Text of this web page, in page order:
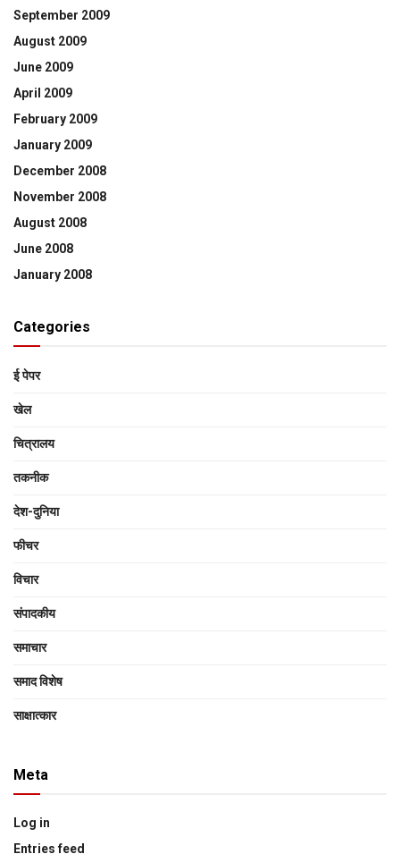
September 2009
August 2009
June 2009
April 2009
February 2009
January 2009
December 2008
November 2008
August 2008
June 2008
January 2008
Categories
ई पेपर
खेल
चित्रालय
तकनीक
देश-दुनिया
फीचर
विचार
संपादकीय
समाचार
समाद विशेष
साक्षात्‍कार
Meta
Log in
Entries feed